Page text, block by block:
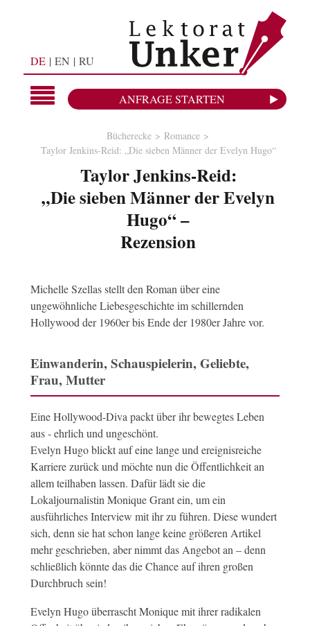
DE EN RU
ANFRAGE STARTEN
Bücherecke
Romance
Taylor Jenkins-Reid: „Die sieben Männer der Evelyn Hugo“
Taylor Jenkins-Reid:
„Die sieben Männer der Evelyn
Hugo“ –
Rezension
Michelle Szellas stellt den Roman über eine
ungewöhnliche Liebesgeschichte im schillernden
Hollywood der 1960er bis Ende der 1980er Jahre vor.
Einwanderin, Schauspielerin, Geliebte,
Frau, Mutter
Eine Hollywood-Diva packt über ihr bewegtes Leben
aus - ehrlich und ungeschönt.
Evelyn Hugo blickt auf eine lange und ereignisreiche
Karriere zurück und möchte nun die Öffentlichkeit an
allem teilhaben lassen. Dafür lädt sie die
Lokaljournalistin Monique Grant ein, um ein
ausführliches Interview mit ihr zu führen. Diese wundert
sich, denn sie hat schon lange keine größeren Artikel
mehr geschrieben, aber nimmt das Angebot an – denn
schließlich könnte das die Chance auf ihren großen
Durchbruch sein!
Evelyn Hugo überrascht Monique mit ihrer radikalen